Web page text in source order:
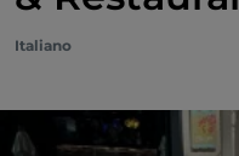
Italiano